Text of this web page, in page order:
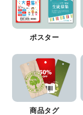
ポスター
商品タグ